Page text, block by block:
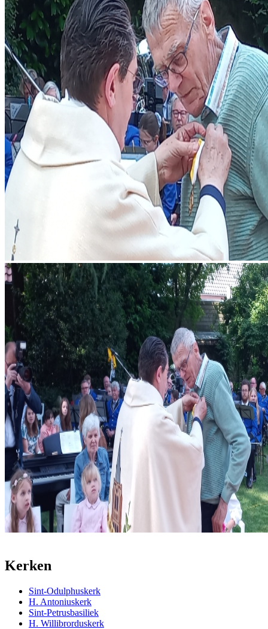
Kerken
Sint-Odulphuskerk
H. Antoniuskerk
Sint-Petrusbasiliek
H. Willibrorduskerk